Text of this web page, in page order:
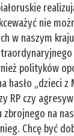
nie
w naszym
polityków
„dzieci z
RP czy
na
Chcę być